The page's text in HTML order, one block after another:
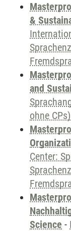
&
and
ohne CPs)
Center:
Science -